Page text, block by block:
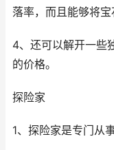
落率，而且能够将宝
4、还可以解开一些
的价格。
探险家
1、探险家是专门从